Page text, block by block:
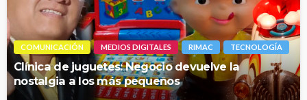
COMUNICACIÓN MEDIOS DIGITALES RIMAC TECNOLOGÍA
Clínica de juguetes: Negocio devuelve la
nostalgia a los más pequeños